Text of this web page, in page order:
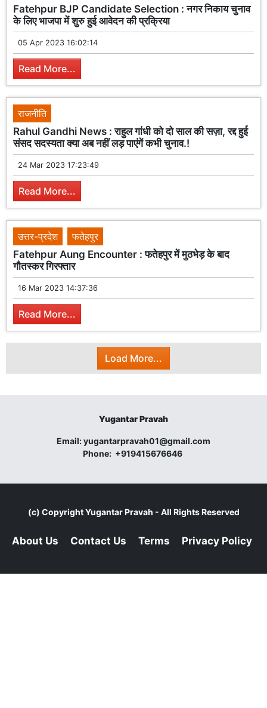
Fatehpur BJP Candidate Selection : नगर निकाय चुनाव
के लिए भाजपा में शुरु हुई आवेदन की प्रक्रिया
05 Apr 2023 16:02:14
Read More...
राजनीति
Rahul Gandhi News : राहुल गांधी को दो साल की सज़ा, रद्द हुई
संसद सदस्यता क्या अब नहीं लड़ पाएंगें कभी चुनाव.!
24 Mar 2023 17:23:49
Read More...
उत्तर-प्रदेश
फतेहपुर
Fatehpur Aung Encounter : फतेहपुर में मुठभेड़ के बाद
गौतस्कर गिरफ्तार
16 Mar 2023 14:37:36
Read More...
Load More...
Yugantar Pravah
Email:yugantarpravah01@gmail.com
Phone: +919415676646
(c) CopyrightYugantar Pravah - All Rights Reserved
About Us Contact Us Terms Privacy Policy